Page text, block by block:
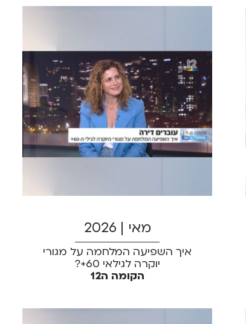
מאי | 2026
איך השפיעה המלחמה על מגורי
יוקרה לגילאי 60+?
הקומה ה12